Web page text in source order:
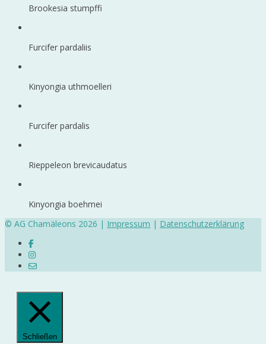
Brookesia stumpffi
Furcifer pardaliis
Kinyongia uthmoelleri
Furcifer pardalis
Rieppeleon brevicaudatus
Kinyongia boehmei
© AG Chamäleons 2026 | Impressum | Datenschutzerklärung
Schließen